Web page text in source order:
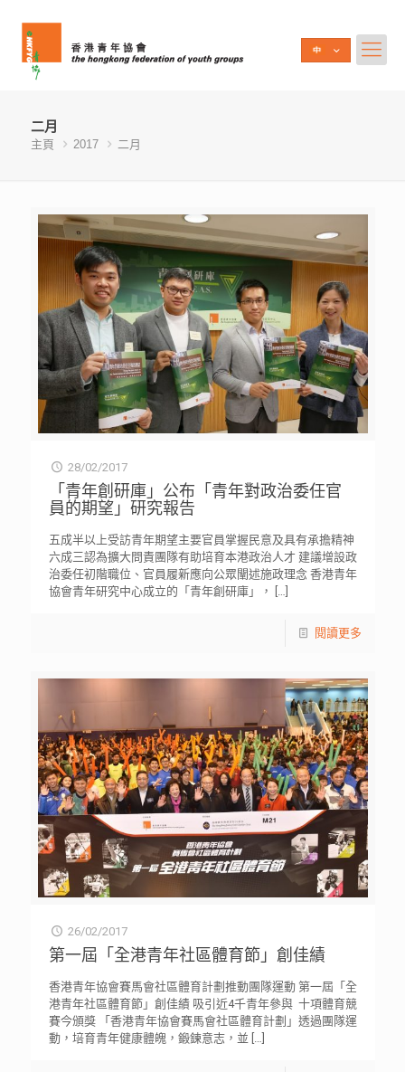
二月
主頁 2017 二月
28/02/2017
「青年創研庫」公布「青年對政治委任官
員的期望」研究報告
五成半以上受訪青年期望主要官員掌握民意及具有承擔精神
六成三認為擴大問責團隊有助培育本港政治人才 建議增設政
治委任初階職位、官員履新應向公眾闡述施政理念 香港青年
協會青年研究中心成立的「青年創研庫」，
[…]
閱讀更多
26/02/2017
第一屆「全港青年社區體育節」創佳績
香港青年協會賽馬會社區體育計劃推動團隊運動 第一屆「全
港青年社區體育節」創佳績 吸引近4千青年參與 十項體育競
賽今頒獎 「香港青年協會賽馬會社區體育計劃」透過團隊運
動，培育青年健康體魄，鍛鍊意志，並 […]